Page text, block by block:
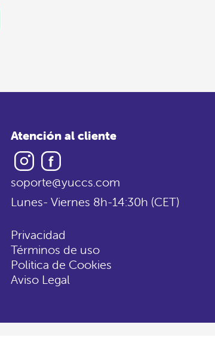
Atención al cliente
Instagram
soporte@yuccs.com
Lunes- Viernes 8h-14:30h (CET)
Privacidad
Términos de uso
Politica de Cookies
Aviso Legal